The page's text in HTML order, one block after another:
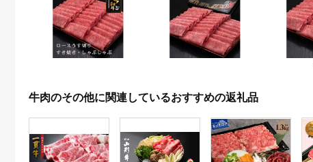
牛肉のその他に関連しているおすすめの返礼品